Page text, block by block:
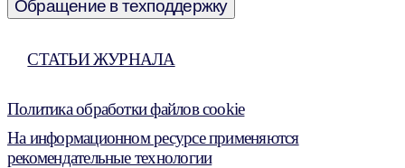
Обращение в техподдержку
СТАТЬИ ЖУРНАЛА
Политика обработки файлов cookie
На информационном ресурсе применяются
рекомендательные технологии